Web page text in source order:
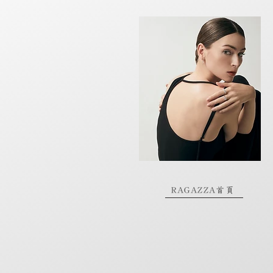
RAGAZZA首頁